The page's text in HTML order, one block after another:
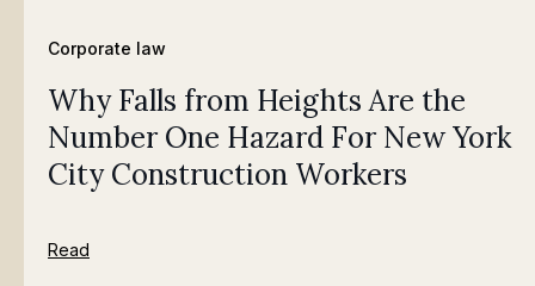
Corporate law
Why Falls from Heights Are the
Number One Hazard For New York
City Construction Workers
Read